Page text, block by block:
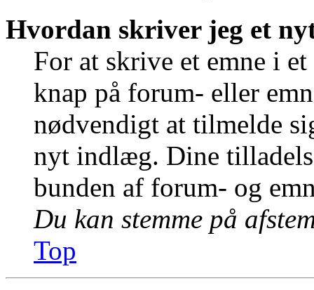
Hvordan skriver jeg et
For at skrive et emne i
knap på forum- eller
nødvendigt at tilmelde
nyt indlæg. Dine
bunden af forum- og
Du kan stemme på
Top